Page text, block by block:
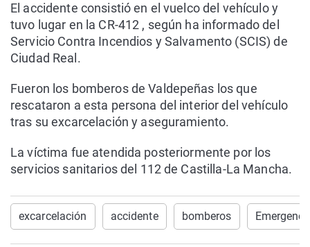
El accidente consistió en el vuelco del vehículo y
tuvo lugar en la CR-412 , según ha informado del
Servicio Contra Incendios y Salvamento (SCIS) de
Ciudad Real.
Fueron los bomberos de Valdepeñas los que
rescataron a esta persona del interior del vehículo
tras su excarcelación y aseguramiento.
La víctima fue atendida posteriormente por los
servicios sanitarios del 112 de Castilla-La Mancha.
excarcelación accidente bomberos